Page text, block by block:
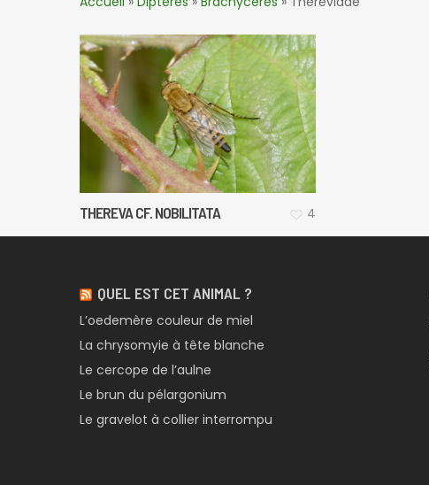
THEREVA CF. NOBILITATA 4
QUEL EST CET ANIMAL ?
L’oedemère couleur de miel
La chrysomyie à tête blanche
Le cercope de l’aulne
Le brun du pélargonium
Le gravelot à collier interrompu